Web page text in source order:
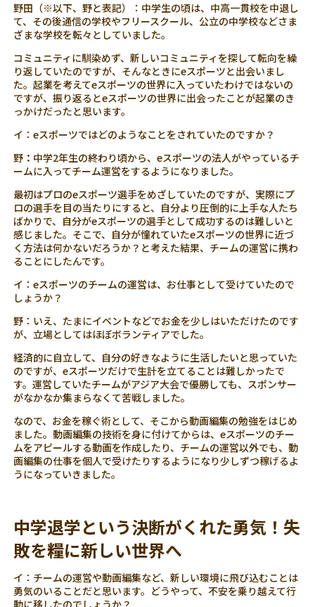
野田（※以下、野と表記）：中学生の頃は、中高一貫校を中退し
て、その後通信の学校やフリースクール、公立の中学校などさま
ざまな学校を転々としていました。
コミュニティに馴染めず、新しいコミュニティを探して転向を繰
り返していたのですが、そんなときにeスポーツと出会いまし
た。起業を考えてeスポーツの世界に入っていたわけではないの
ですが、振り返るとeスポーツの世界に出会ったことが起業のき
っかけだったと思います。
イ：eスポーツではどのようなことをされていたのですか？
野 ： 中学2年生の終わり頃から、eスポーツの法人がやっているチ
ームに入ってチーム運営をするようになりました。
最初はプロのeスポーツ選手をめざしていたのですが、実際にプ
ロの選手を目の当たりにすると、自分より圧倒的に上手な人たち
ばかりで、自分がeスポーツの選手として成功するのは難しいと
感じました。そこで、自分が憧れていたeスポーツの世界に近づ
く方法は何かないだろうか？と考えた結果、チームの運営に携わ
ることにしたんです。
イ：eスポーツのチームの運営は、お仕事として受けていたので
しょうか？
野：いえ、たまにイベントなどでお金を少しはいただけたのです
が、立場としてはほぼボランティアでした。
経済的に自立して、自分の好きなように生活したいと思っていた
のですが、eスポーツだけで生計を立てることは難しかったで
す。運営していたチームがアジア大会で優勝しても、スポンサー
がなかなか集まらなくて苦戦しました。
なので、お金を稼ぐ術として、そこから動画編集の勉強をはじめ
ました。動画編集の技術を身に付けてからは、eスポーツのチー
ムをアピールする動画を作成したり、チームの運営以外でも、動
画編集の仕事を個人で受けたりするようになり少しずつ稼げるよ
うになっていきました。
中学退学という決断がくれた勇気！失
敗を糧に新しい世界へ
イ：チームの運営や動画編集など、新しい環境に飛び込むことは
勇気のいることだと思います。どうやって、不安を乗り越えて行